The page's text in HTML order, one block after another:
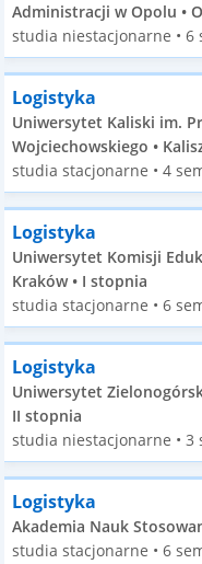
Administracji w Opolu •
studia niestacjonarne • 6
Logistyka
Uniwersytet Kaliski im.
Wojciechowskiego •
studia stacjonarne • 4
Logistyka
Uniwersytet Komisji
Kraków • I stopnia
studia stacjonarne • 6
Logistyka
Uniwersytet
II stopnia
studia niestacjonarne • 3
Logistyka
Akademia Nauk
studia stacjonarne • 6